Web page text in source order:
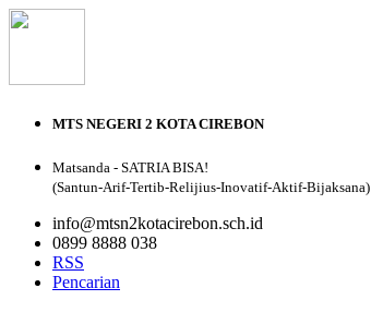
MTS NEGERI 2 KOTA CIREBON
Matsanda - SATRIA BISA!
(Santun-Arif-Tertib-Relijius-Inovatif-Aktif-Bijaksana)
info@mtsn2kotacirebon.sch.id
0899 8888 038
RSS
Pencarian